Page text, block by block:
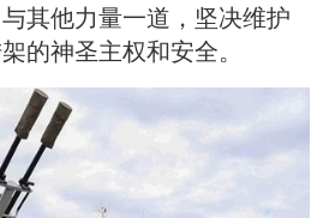
其他力量一道，坚决维护
的神圣主权和安全。